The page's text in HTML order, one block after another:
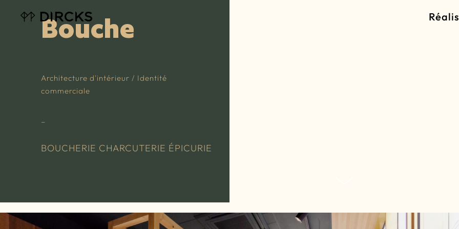
Bouche
Architecture d'intérieur / Identité
commerciale
BOUCHERIE CHARCUTERIE ÉPICURIE